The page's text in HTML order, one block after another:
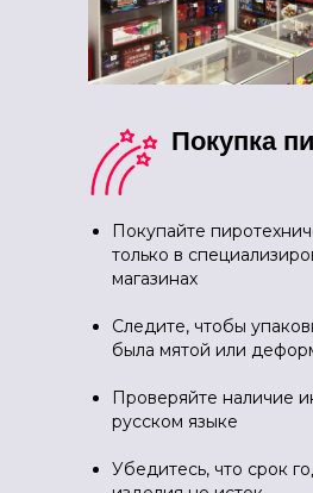
Покупка
Покупайте
только в
магазинах
Следите, чтобы
была мятой или
Проверяйте наличие
русском языке
Убедитесь, что срок